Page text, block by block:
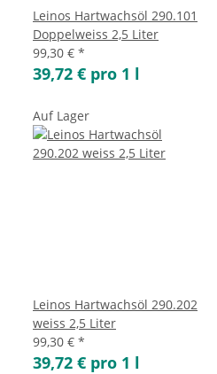
Leinos Hartwachsöl 290.101
Doppelweiss 2,5 Liter
99,30 € *
39,72 € pro 1 l
Auf Lager
Leinos Hartwachsöl 290.202
weiss 2,5 Liter
99,30 € *
39,72 € pro 1 l